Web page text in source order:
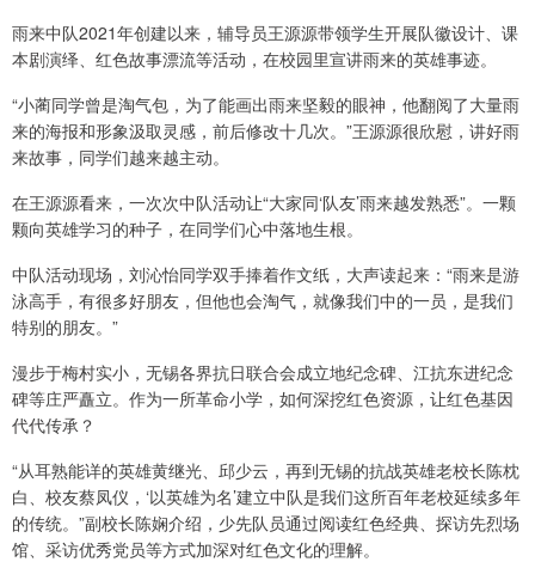
雨来中队2021年创建以来，辅导员王源源带领学生开展队徽设计、课
本剧演绎、红色故事漂流等活动，在校园里宣讲雨来的英雄事迹。
“小蔺同学曾是淘气包，为了能画出雨来坚毅的眼神，他翻阅了大量雨
来的海报和形象汲取灵感，前后修改十几次。”王源源很欣慰，讲好雨
来故事，同学们越来越主动。
在王源源看来，一次次中队活动让“大家同‘队友’雨来越发熟悉”。一颗
颗向英雄学习的种子，在同学们心中落地生根。
中队活动现场，刘沁怡同学双手捧着作文纸，大声读起来：“雨来是游
泳高手，有很多好朋友，但他也会淘气，就像我们中的一员，是我们
特别的朋友。”
漫步于梅村实小，无锡各界抗日联合会成立地纪念碑、江抗东进纪念
碑等庄严矗立。作为一所革命小学，如何深挖红色资源，让红色基因
代代传承？
“从耳熟能详的英雄黄继光、邱少云，再到无锡的抗战英雄老校长陈枕
白、校友蔡凤仪，‘以英雄为名’建立中队是我们这所百年老校延续多年
的传统。”副校长陈娴介绍，少先队员通过阅读红色经典、探访先烈场
馆、采访优秀党员等方式加深对红色文化的理解。